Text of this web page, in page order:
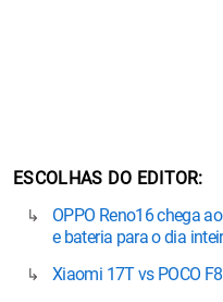
ESCOLHAS DO EDITOR
OPPO Reno16 chega
e bateria para o dia
Xiaomi 17T vs POCO